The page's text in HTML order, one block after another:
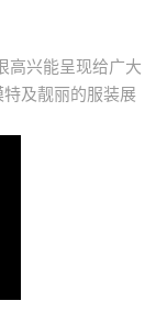
高兴能呈现给广大
及靓丽的服装展